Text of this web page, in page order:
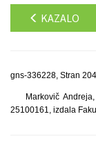
KAZALO
gns-336228, Stran 204
Markovič
25100161, izdala